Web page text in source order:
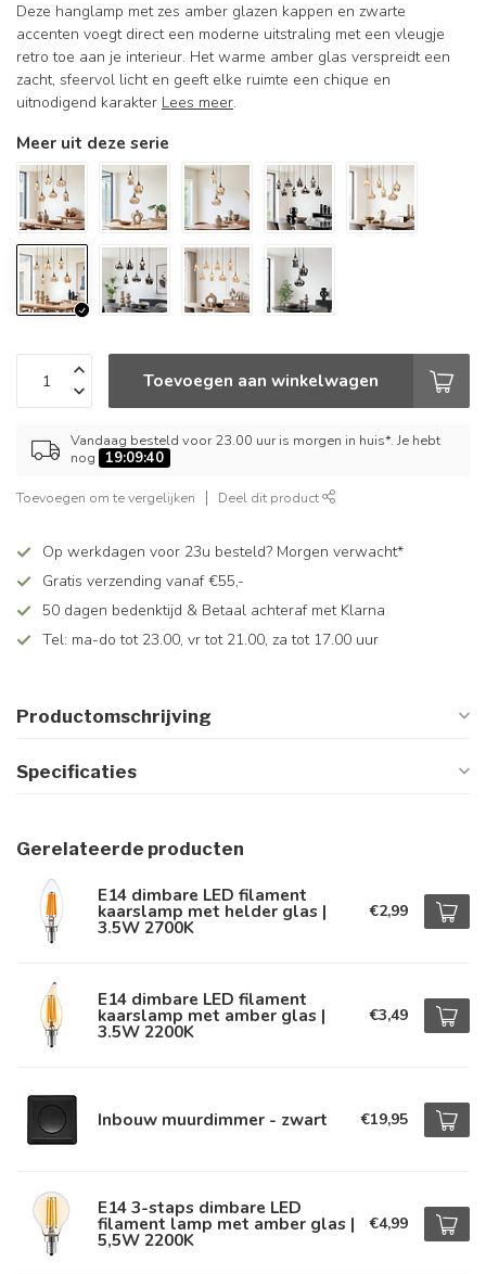
Deze hanglamp met zes amber glazen kappen en zwarte
accenten voegt direct een moderne uitstraling met een vleugje
retro toe aan je interieur. Het warme amber glas verspreidt een
zacht, sfeervol licht en geeft elke ruimte een chique en
uitnodigend karakter Lees meer.
Meer uit deze serie
Toevoegen aan winkelwagen
Vandaag besteld voor 23.00 uur is morgen in huis*. Je hebt
nog
19:09:40
Toevoegen om te vergelijken Deel dit product
Op werkdagen voor 23u besteld? Morgen verwacht*
Gratis verzending vanaf €55,-
50 dagen bedenktijd & Betaal achteraf met Klarna
Tel: ma-do tot 23.00, vr tot 21.00, za tot 17.00 uur
Productomschrijving
Specificaties
Gerelateerde producten
E14 dimbare LED filament
kaarslamp met helder glas |
3.5W 2700K
€2,99
E14 dimbare LED filament
kaarslamp met amber glas |
3.5W 2200K
€3,49
Inbouw muurdimmer - zwart €19,95
E14 3-staps dimbare LED
filament lamp met amber glas |
5,5W 2200K
€4,99